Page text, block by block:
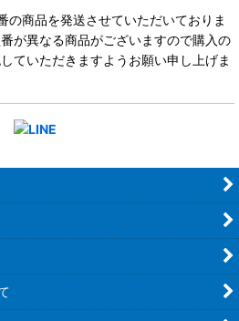
の商品を発送させていただいておりま
が異なる商品がございますので購入の
ていただきますようお願い申し上げま